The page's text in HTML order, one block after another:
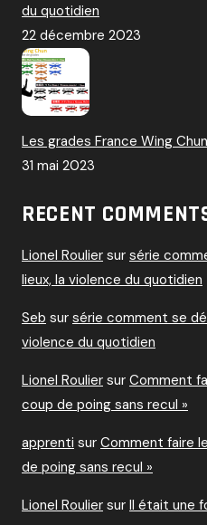
du quotidien
22 décembre 2023
Les grades France Wing Chun
31 mai 2023
RECENT
Lionel Roulier sur série
lieux, la violence du quotidien
Seb sur série comment se
violence du quotidien
Lionel Roulier sur Comment
coup de poing sans recul »
apprenti sur Comment faire
de poing sans recul »
Lionel Roulier sur Il était une